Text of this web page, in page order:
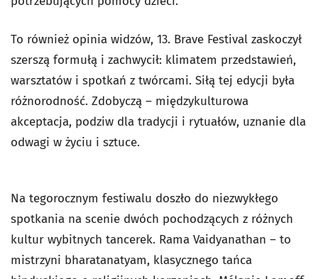
To również opinia widzów, 13. Brave Festival zaskoczył
szerszą formułą i zachwycił: klimatem przedstawień,
warsztatów i spotkań z twórcami. Siłą tej edycji była
różnorodność. Zdobyczą – międzykulturowa
akceptacja, podziw dla tradycji i rytuałów, uznanie dla
odwagi w życiu i sztuce.
Na tegorocznym festiwalu doszło do niezwykłego
spotkania na scenie dwóch pochodzących z różnych
kultur wybitnych tancerek. Rama Vaidyanathan – to
mistrzyni bharatanatyam, klasycznego tańca